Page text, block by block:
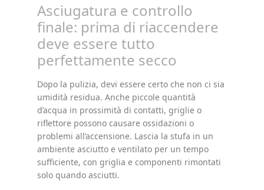
Asciugatura e controllo
finale: prima di riaccendere
deve essere tutto
perfettamente secco
Dopo la pulizia, devi essere certo che non ci sia
umidità residua. Anche piccole quantità
d’acqua in prossimità di contatti, griglie o
riflettore possono causare ossidazioni o
problemi all’accensione. Lascia la stufa in un
ambiente asciutto e ventilato per un tempo
sufficiente, con griglia e componenti rimontati
solo quando asciutti.